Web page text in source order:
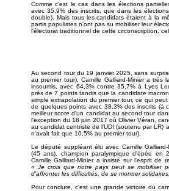
Comme c'est le cas dans les élections
avec 35,9% des inscrits, que dans les
double). Mais tous les candidats étaient à la
partis populistes n'ont pas su mobiliser leur
l'électorat traditionnel de cette circonscription,
Au second tour du 19 janvier 2025, sans
au premier tour), Camille Galliard-Minier a
insoumis, avec 64,3% contre 35,7% à Lyes
près de 7 points tandis que la candidate
simple extrapolation du premier tour, ce qui
de quelques points avec 38,3% des inscrits (à
meilleur score d'un candidat au second tour
l'exception du 18 juin 2017 où Olivier Véran,
au candidat centriste de l'UDI (soutenu par LR)
n'avait fait que 10,5% au premier tour).
Le député suppléant élu avec Camille
(45 ans), champion paralympique d'épée en
Camille Galliard-Minier a insisté sur l'esprit de
« Je crois que notre pays peut se mobiliser
d'affronter les difficultés, de se montrer
Pour conclure, c'est une grande victoire du